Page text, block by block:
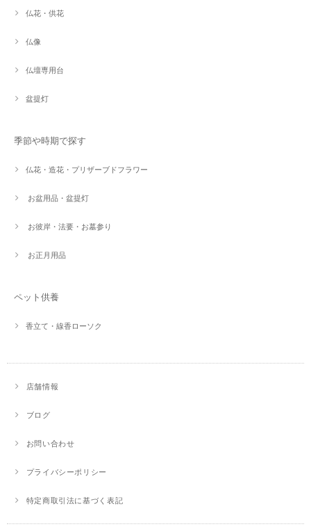
仏花・供花
仏像
仏壇専用台
盆提灯
季節や時期で探す
仏花・造花・プリザーブドフラワー
お盆用品・盆提灯
お彼岸・法要・お墓参り
お正月用品
ペット供養
香立て・線香ローソク
店舗情報
ブログ
お問い合わせ
プライバシーポリシー
特定商取引法に基づく表記